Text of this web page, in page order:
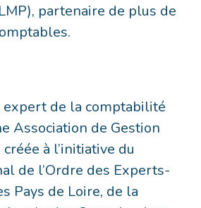
partenaire de plus de
expert de la comptabilité
Association de Gestion
à l’initiative du
de l’Ordre des Experts-
Pays de Loire, de la